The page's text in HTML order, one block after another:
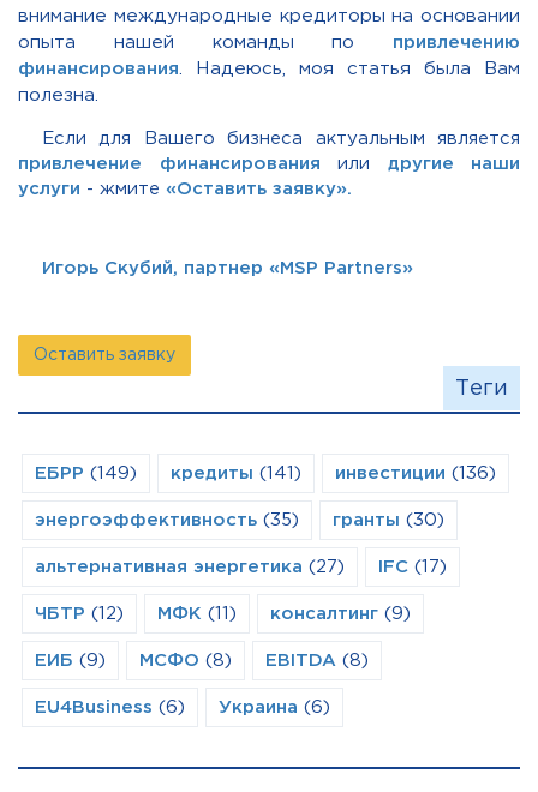
внимание международные кредиторы на основании
опыта нашей команды по привлечению
финансирования . Надеюсь, моя статья была Вам
полезна.
Если для Вашего бизнеса актуальным является
привлечение финансирования или
другие наши
услуги - жмите «Оставить заявку».
Игорь Скубий, партнер «MSP Partners»
Оставить заявку
Теги
ЕБРР (149) кредиты (141) инвестиции (136)
энергоэффективность (35) гранты (30)
альтернативная энергетика (27) IFC (17)
ЧБТР (12) МФК (11) консалтинг (9)
ЕИБ (9) МСФО (8) EBITDA (8)
EU4Business (6) Украина (6)